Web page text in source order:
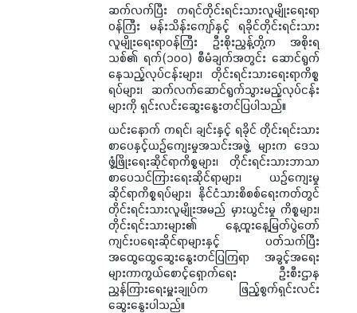
ဆက်လက်ပြီး ကရင်တိုင်းရင်းသားလူမျိုးရေးရာ
ဝန်ကြီး မန်းသိန်းကျော်နှင့် ရခိုင်တိုင်းရင်းသား
လူမျိုးရေးရာဝန်ကြီး ဦးစိုးညွန့်တို့က အစိုးရ
သစ်၏ ရက်(၁၀၀) စီမံချက်အတွင်း ဆောင်ရွက်
နေသည့်လုပ်ငန်းများ၊ တိုင်းရင်းသားရေးရာကိစ္စ
ရပ်များ၊ ဆက်လက်ဆောင်ရွက်သွားမည့်လုပ်ငန်း
များကို ရှင်းလင်းဆွေးနွေးတင်ပြပါသည်။
ယင်းနောက် ကရင်၊ ချင်းနှင့် ရခိုင် တိုင်းရင်းသား
စာပေနှင့်ယဉ်ကျေးမှုအသင်းအဖွဲ့ များက ဒေသ
ဖွံ့ဖြိုးရေးဆိုင်ရာကိစ္စများ၊ တိုင်းရင်းသားဘာသာ
စာပေသင်ကြားရေးဆိုင်ရာများ၊ ယဉ်ကျေးမှု
ဆိုင်ရာကိစ္စရပ်များ၊ နိုင်ငံသားစိစစ်ရေးကတ်တွင်
တိုင်းရင်းသားလူမျိုးအမည် မှားယွင်းမှု ကိစ္စများ၊
တိုင်းရင်းသားများ၏ နေ့ထူးနေ့မြတ်ပွဲတော်
ကျင်းပရေးဆိုင်ရာများနှင့် ပတ်သက်ပြီး
အထွေထွေဆွေးနွေးတင်ပြကြရာ အခွင့်အရေး
များကာကွယ်စောင့်ရှောက်ရေး ဦးစီးဌာန
ညွှန်ကြားရေးမှူးချုပ်က ဖြည့်စွက်ရှင်းလင်း
ဆွေးနွေးပါသည်။